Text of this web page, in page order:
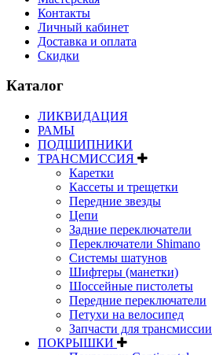
Контакты
Личный кабинет
Доставка и оплата
Скидки
Каталог
ЛИКВИДАЦИЯ
РАМЫ
ПОДШИПНИКИ
ТРАНСМИССИЯ
Каретки
Кассеты и трещетки
Передние звезды
Цепи
Задние переключатели
Переключатели Shimano
Системы шатунов
Шифтеры (манетки)
Шоссейные пистолеты
Передние переключатели
Петухи на велосипед
Запчасти для трансмиссии
ПОКРЫШКИ